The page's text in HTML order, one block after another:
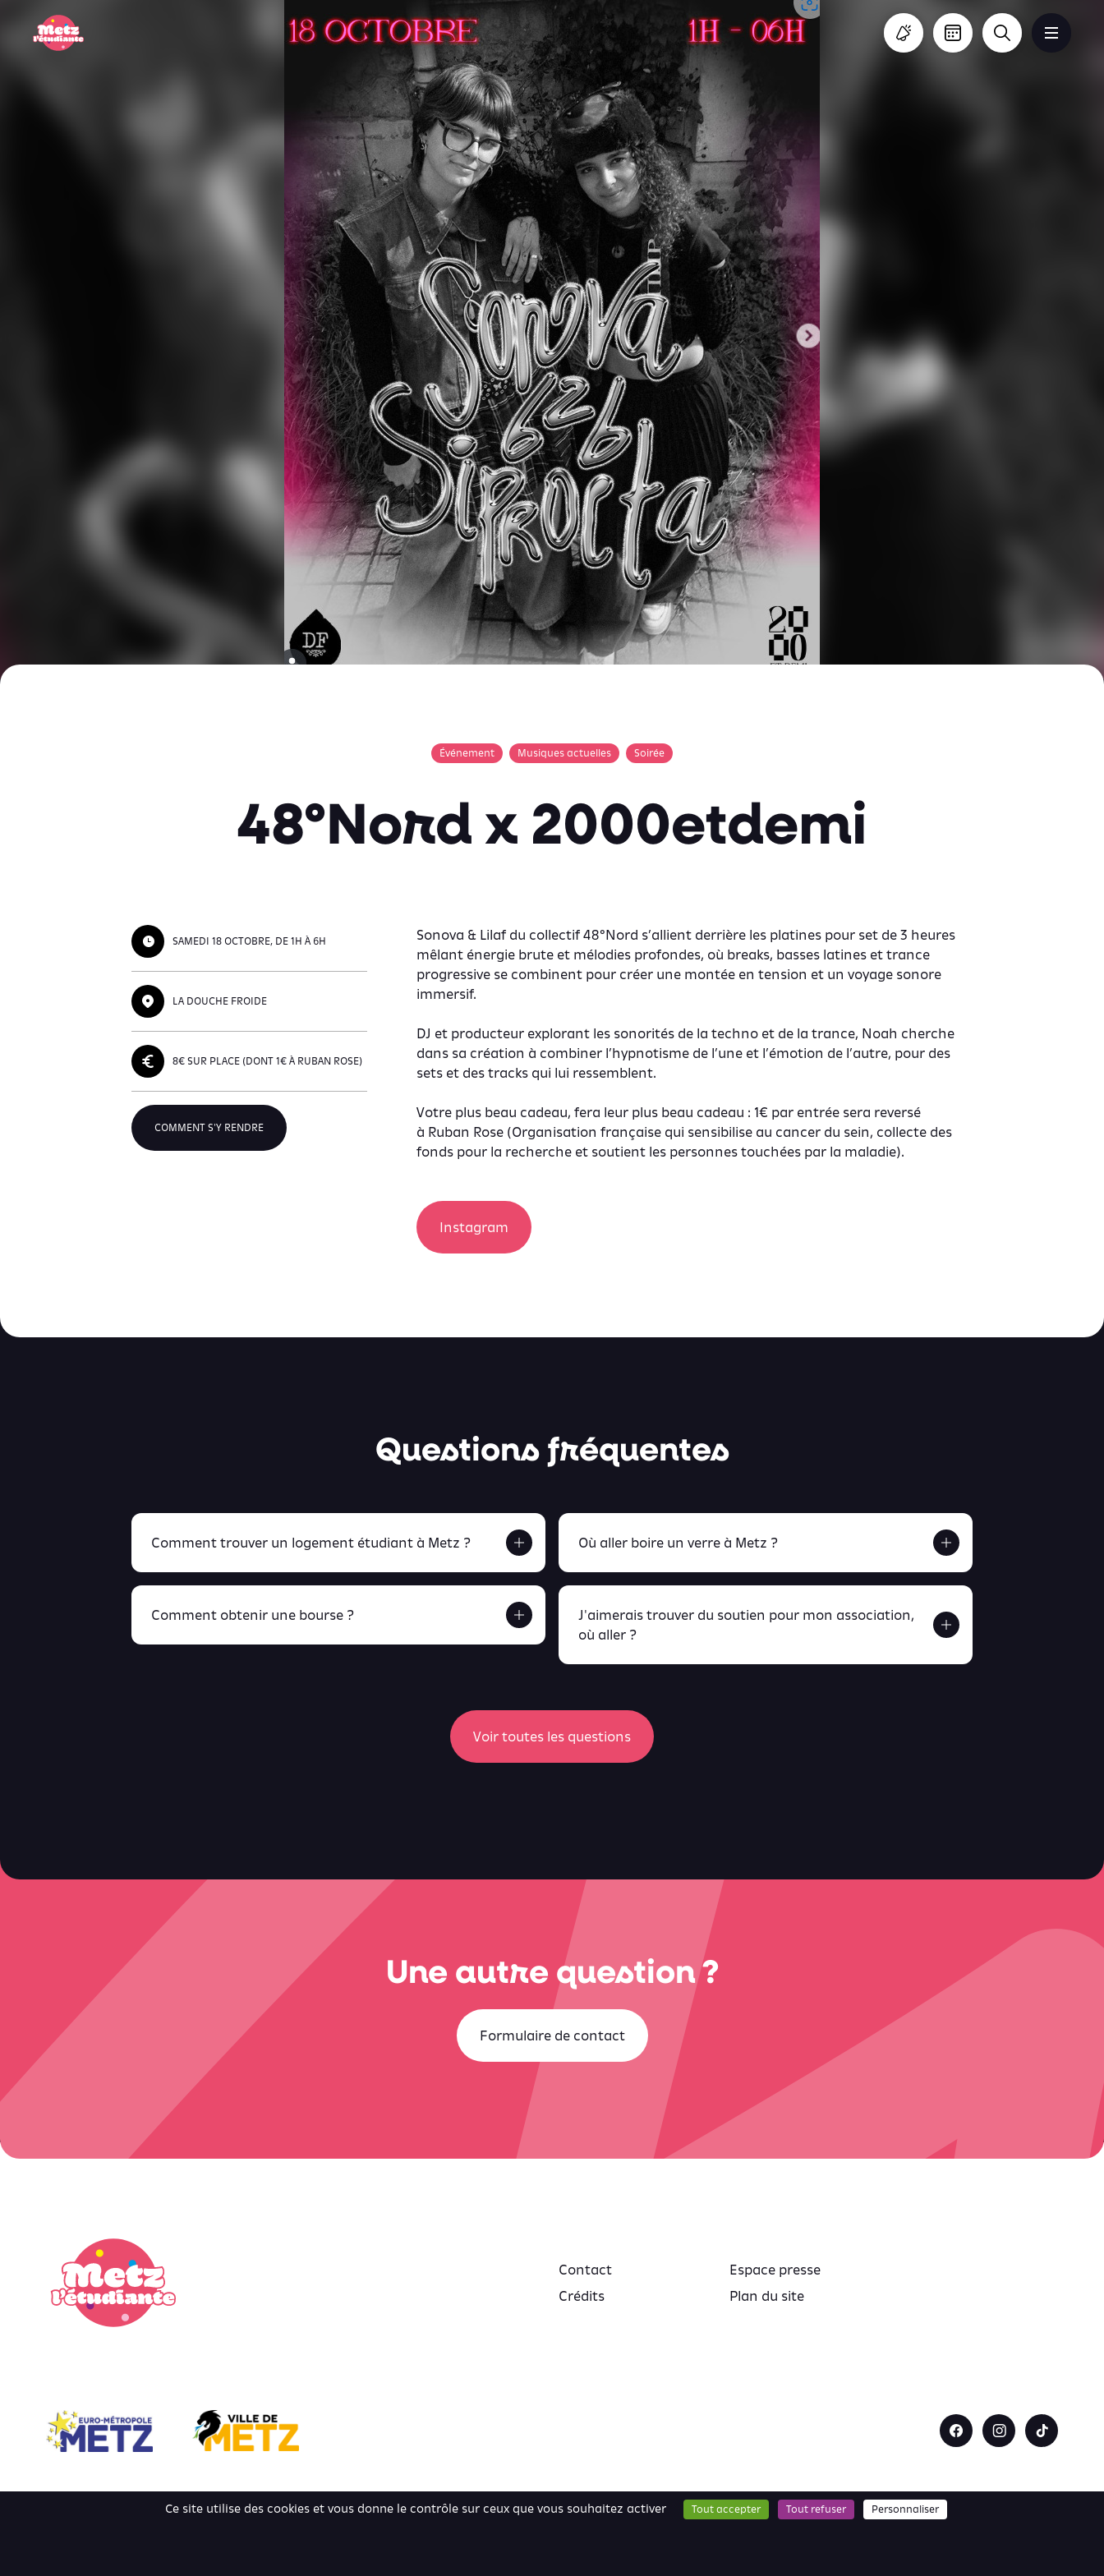
Ce site utilise des cookies et vous donne le contrôle sur ceux que vous souhaitez activer Tout accepter Tout refuser Personnaliser
Événement Musiques actuelles Soirée
48°Nord x 2000etdemi
SAMEDI 18 OCTOBRE, DE 1H À 6H
LA DOUCHE FROIDE
8€ SUR PLACE (DONT 1€ À RUBAN ROSE)
COMMENT S'Y RENDRE
Sonova & Lilafdu collectif 48°Nord s’allient derrière les platines pour set de 3 heures
mêlant énergie brute et mélodies profondes, où breaks, basses latines et trance
progressive se combinent pour créer une montée en tension et un voyage sonore
immersif.
DJ et producteur explorant les sonorités de la techno et de la trance, Noah cherche
dans sa création à combiner l’hypnotisme de l’une et l’émotion de l’autre, pour des
sets et des tracks qui lui ressemblent.
Votre plus beau cadeau, fera leur plus beau cadeau : 1€ par entrée sera reversé
à Ruban Rose(Organisation française qui sensibilise au cancer du sein, collecte des
fonds pour la recherche et soutient les personnes touchées par la maladie).
Instagram
Questions fréquentes
Comment trouver un logement étudiant à Metz ?
Retrouve tout ça en
Comment obtenir une bourse ?
Où aller boire un verre à Metz ?
J'aimerais trouver du soutien pour mon association,
où aller ?
Voir toutes les questions
Une autre question ?
Formulaire de contact
Contact
Crédits
Espace presse
Plan du site